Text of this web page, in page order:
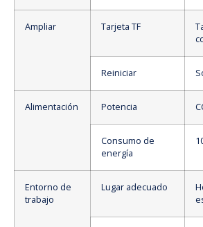
Ampliar Tarjeta TF
Reiniciar
Alimentación Potencia
Consumo de
energía
Entorno de
trabajo
Lugar adecuado